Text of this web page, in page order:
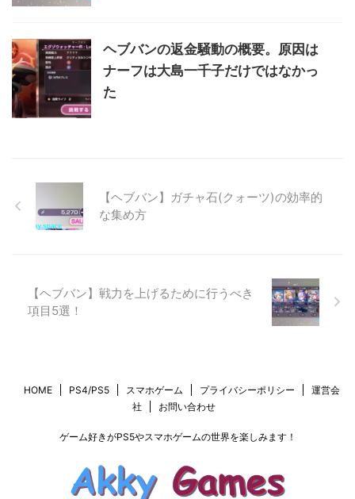
ヘブバンの返金騒動の概要。原因は
ナーフは大島一千子だけではなかっ
た
【ヘブバン】ガチャ石(クォーツ)の効率的
な集め方
【ヘブバン】戦力を上げるために行うべき
項目5選！
HOME PS4/PS5 スマホゲーム プライバシーポリシー
運営会
社
お問い合わせ
ゲーム好きがPS5やスマホゲームの世界を楽しみます！